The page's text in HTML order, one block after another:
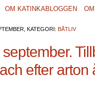
OM KATINKABLOGGEN
KATEGORI: BÅTLIV
september.
efter arton